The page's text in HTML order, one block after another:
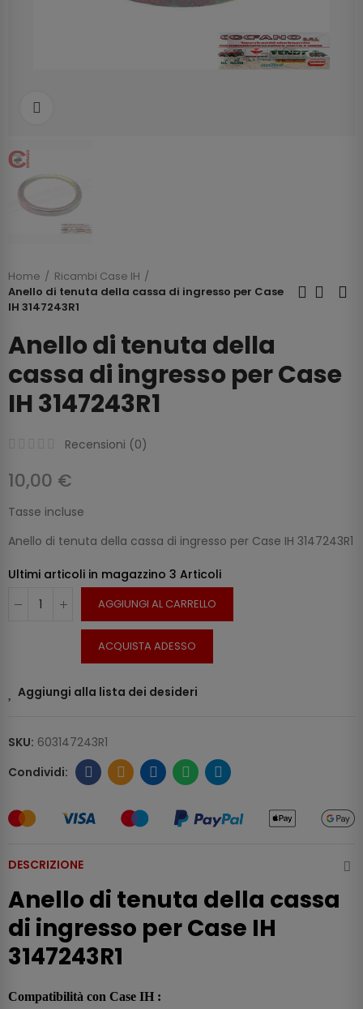
Home
Ricambi Case IH
Anello di tenuta della cassa di ingresso per Case
IH 3147243R1
Anello di tenuta della
cassa di ingresso per Case
IH 3147243R1
Recensioni (0)
10,00 €
Tasse incluse
Anello di tenuta della cassa di ingresso per Case IH 3147243R1
Ultimi articoli in magazzino 3 Articoli
AGGIUNGI AL CARRELLO
ACQUISTA ADESSO
Aggiungi alla lista dei desideri
SKU: 603147243R1
DESCRIZIONE
Anello di tenuta della cassa
di ingresso per Case IH
3147243R1
Compatibilità con Case IH :